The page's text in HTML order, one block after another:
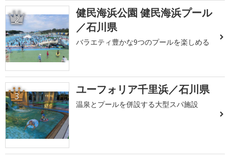
2
健民海浜公園 健民海浜プール
／石川県
バラエティ豊かな9つのプールを楽しめる
3 ユーフォリア千里浜／石川県
温泉とプールを併設する大型スパ施設